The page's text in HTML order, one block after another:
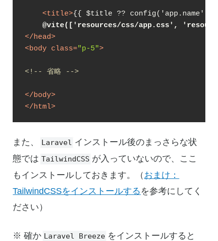
<title>{{ $title ?? config('app.name')
@vite(['resources/css/app.css',
</head>
<body class="p-5">
<!-- 省略 -->
</body>
</html>
また、 Laravel インストール後のまっさらな状
態では TailwindCSS が入っていないので、ここ
もインストールしておきます。（ おまけ：
TailwindCSSをインストールする を参考にしてく
ださい）
※ 確か Laravel Breeze をインストールすると